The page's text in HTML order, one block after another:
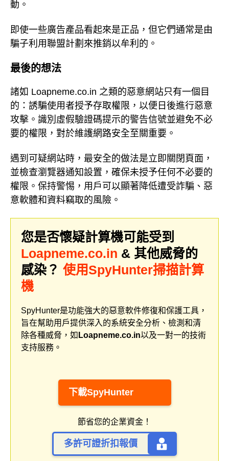
動。
即使一些廣告產品看起來是正品，但它們通常是由
騙子利用聯盟計劃來推銷以牟利的。
最後的想法
諸如 Loapneme.co.in 之類的惡意網站只有一個目
的：誘騙使用者授予存取權限，以便日後進行惡意
攻擊。識別虛假驗證碼提示的警告信號並避免不必
要的權限，對於維護網路安全至關重要。
遇到可疑網站時，最安全的做法是立即關閉頁面，
並檢查瀏覽器通知設置，確保未授予任何不必要的
權限。保持警惕，用戶可以顯著降低遭受詐騙、惡
意軟體和資料竊取的風險。
您是否懷疑計算機可能受到
Loapneme.co.in & 其他威脅的
感染？ 使用SpyHunter掃描計算
機
SpyHunter是功能強大的惡意軟件修復和保護工具，
旨在幫助用戶提供深入的系統安全分析、檢測和清
除各種威脅，如 Loapneme.co.in以及一對一的技術
支持服務。
下載SpyHunter
節省您的企業資金！
多許可證折扣報價